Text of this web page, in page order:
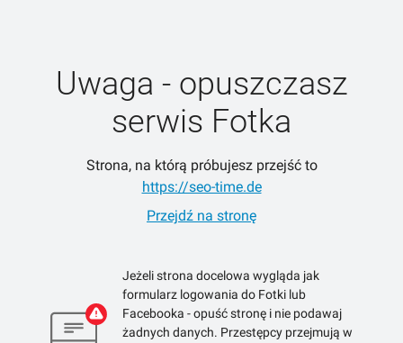
Uwaga - opuszczasz
serwis Fotka
Strona, na którą próbujesz przejść to
https://seo-time.de
Przejdź na stronę
Jeżeli strona docelowa wygląda jak
formularz logowania do Fotki lub
Facebooka - opuść stronę i nie podawaj
żadnych danych. Przestępcy przejmują w